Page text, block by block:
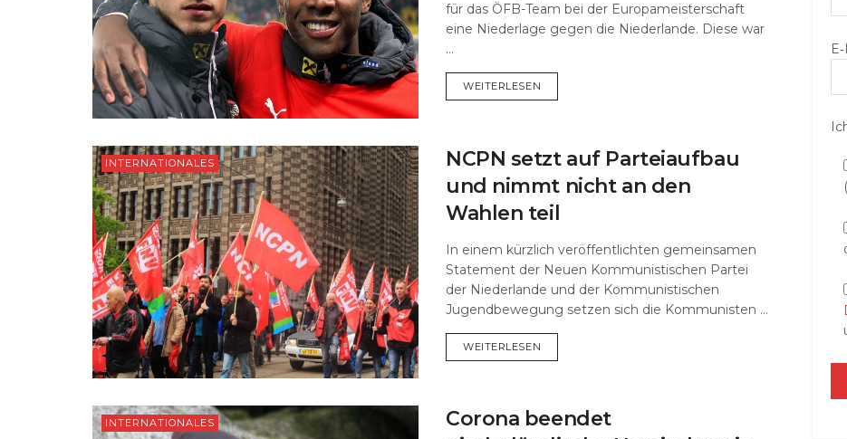
für das ÖFB-Team bei der Europameisterschaft
eine Niederlage gegen die Niederlande. Diese war
...
WEITERLESEN
INTERNATIONALES
NCPN setzt auf Parteiaufbau
und nimmt nicht an den
Wahlen teil
In einem kürzlich veröffentlichten gemeinsamen
Statement der Neuen Kommunistischen Partei
der Niederlande und der Kommunistischen
Jugendbewegung setzen sich die Kommunisten ...
WEITERLESEN
INTERNATIONALES
Corona beendet